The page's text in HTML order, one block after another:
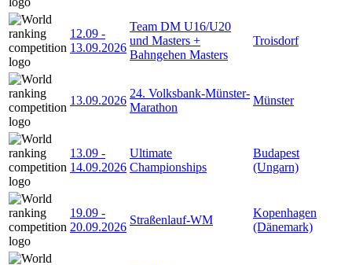
12.09 -
13.09.2026
Team DM U16/U20
und Masters +
Bahngehen Masters
Troisdorf
13.09.2026
24. Volksbank-Münster-
Marathon
Münster
13.09 -
14.09.2026
Ultimate
Championships
Budapest
(Ungarn)
19.09 -
20.09.2026
Straßenlauf-WM
Kopenhagen
(Dänemark)